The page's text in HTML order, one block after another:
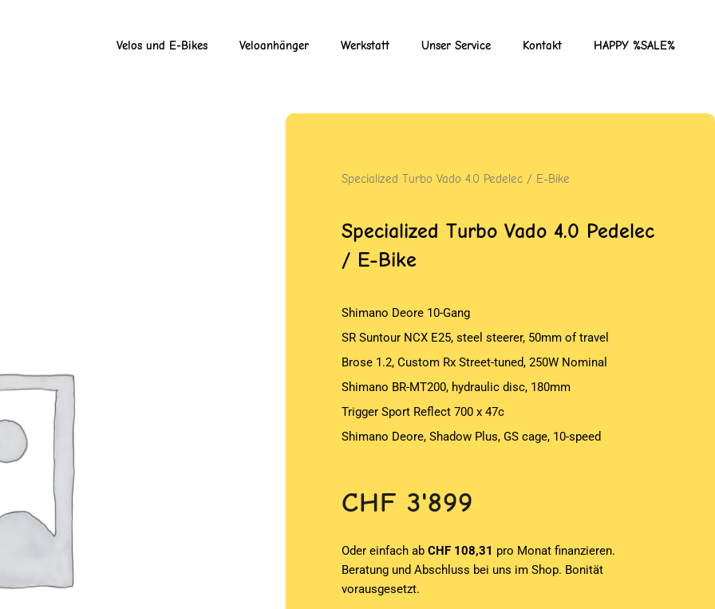
Velos und E-Bikes Veloanhänger Werkstatt Unser Service Kontakt HAPPY %SALE%
Specialized Turbo Vado 4.0 Pedelec / E-Bike
Specialized Turbo Vado 4.0 Pedelec
/ E-Bike
Shimano Deore 10-Gang
SR Suntour NCX E25, steel steerer, 50mm of travel
Brose 1.2, Custom Rx Street-tuned, 250W Nominal
Shimano BR-MT200, hydraulic disc, 180mm
Trigger Sport Reflect 700 x 47c
Shimano Deore, Shadow Plus, GS cage, 10-speed
CHF 3'899
Oder einfach abCHF 108,31 pro Monat finanzieren.
Beratung und Abschluss bei uns im Shop. Bonität
vorausgesetzt.